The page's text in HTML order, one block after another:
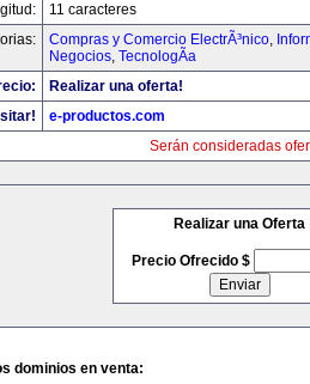
11 caracteres
Compras y Comercio ElectrÃ³nico,
Negocios, TecnologÃ­a
Realizar una oferta!
e-productos.com
Serán consideradas
Realizar una Oferta
Precio Ofrecido $
dominios en venta: